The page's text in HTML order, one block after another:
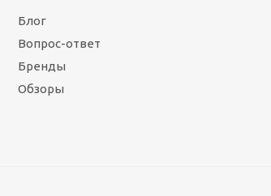
Блог
Вопрос-ответ
Бренды
Обзоры